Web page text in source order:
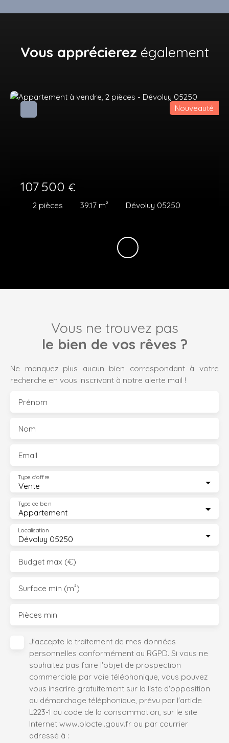
Vous apprécierez également
107 500 €
2 pièces 39.17 m² Dévoluy 05250
Nouveauté
Vous ne trouvez pas
le bien de vos rêves ?
Ne manquez plus aucun bien correspondant à votre
recherche en vous inscrivant à notre alerte mail !
Prénom
Nom
Email
Vente
Type d'offre
Appartement
Type de bien
Dévoluy 05250
Localisation
Budget max (€)
Surface min (m²)
Pièces min
J'accepte le traitement de mes données
personnelles conformément au RGPD. Si vous ne
souhaitez pas faire l'objet de prospection
commerciale par voie téléphonique, vous pouvez
vous inscrire gratuitement sur la liste d'opposition
au démarchage téléphonique, prévu par l'article
L223-1 du code de la consommation, sur le site
Internet www.bloctel.gouv.fr ou par courrier
adressé à :